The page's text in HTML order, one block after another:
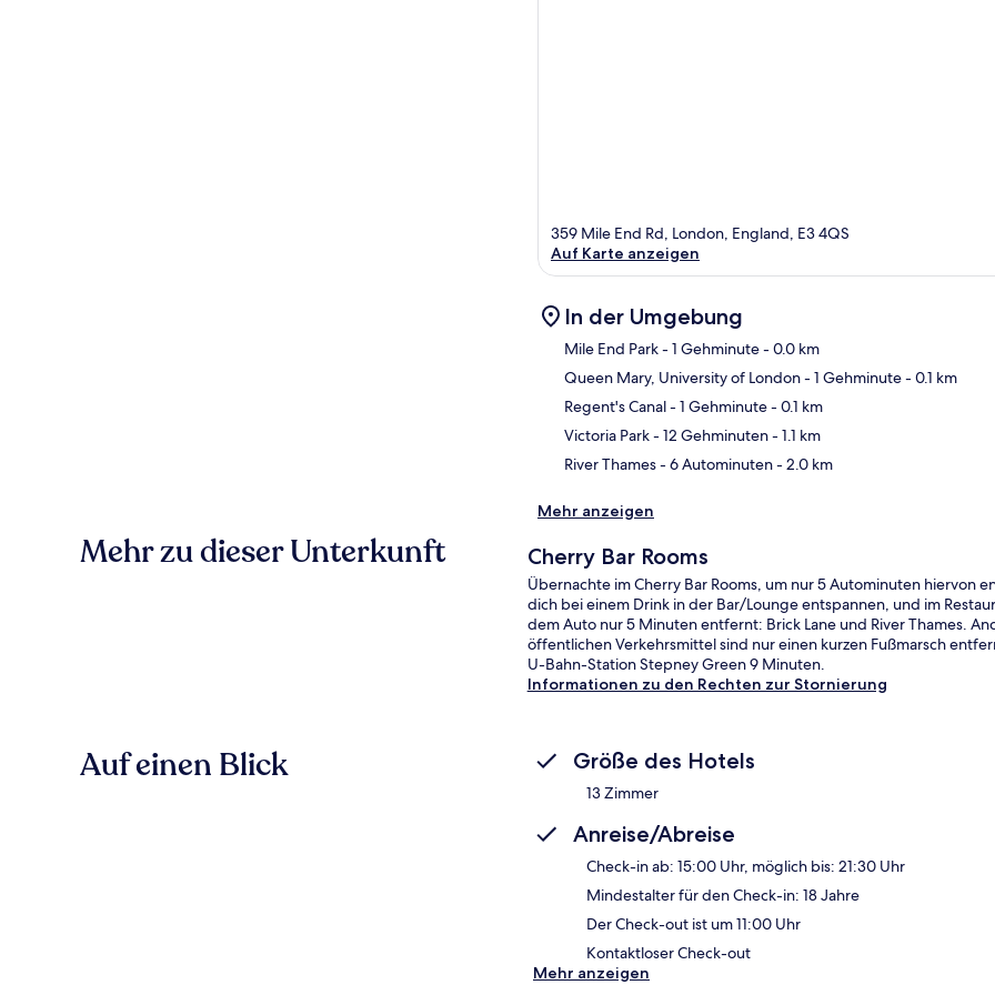
359 Mile End Rd, London, England, E3 4QS
Auf Karte anzeigen
In der Umgebung
Mile End Park- 1 Gehminute- 0.0 km
Queen Mary, University of London- 1 Gehminute- 0.1 km
Regent's Canal- 1 Gehminute- 0.1 km
Victoria Park- 12 Gehminuten- 1.1 km
River Thames- 6 Autominuten- 2.0 km
Mehr anzeigen
Mehr zu dieser Unterkunft Cherry Bar Rooms
Übernachte im Cherry Bar Rooms, um nur 5 Autominuten hiervon
dich bei einem Drink in der Bar/Lounge entspannen, und im
dem Auto nur 5 Minuten entfernt: Brick Lane und River Thames.
öffentlichen Verkehrsmittel sind nur einen kurzen Fußmarsch
U-Bahn-Station Stepney Green 9 Minuten.
Informationen zu den Rechten zur Stornierung
Auf einen Blick Größe des Hotels
13 Zimmer
Anreise/Abreise
Check-in ab: 15:00 Uhr, möglich bis: 21:30 Uhr
Mindestalter für den Check-in: 18 Jahre
Der Check-out ist um 11:00 Uhr
Kontaktloser Check-out
Mehr anzeigen